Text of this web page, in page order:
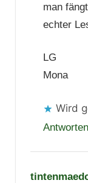
man
echter
LG
Mona
Wird
Antworten